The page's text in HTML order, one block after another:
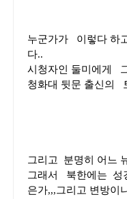
누군가가 이렇다 하
다..
시청자인 둘미에게
청화대 뒷문 출신의
그리고 분명히 어느
그래서 북한에는 성
은가,,,그리고 변방이